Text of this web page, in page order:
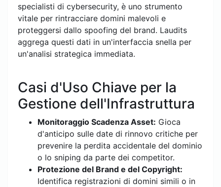
specialisti di cybersecurity, è uno strumento
vitale per rintracciare domini malevoli e
proteggersi dallo spoofing del brand. Laudits
aggrega questi dati in un'interfaccia snella per
un'analisi strategica immediata.
Casi d'Uso Chiave per la
Gestione dell'Infrastruttura
Monitoraggio Scadenza Asset: Gioca
d'anticipo sulle date di rinnovo critiche per
prevenire la perdita accidentale del dominio
o lo sniping da parte dei competitor.
Protezione del Brand e del Copyright:
Identifica registrazioni di domini simili o in